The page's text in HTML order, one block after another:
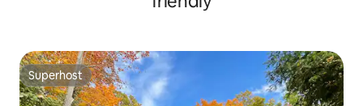
Superhost
Superhost